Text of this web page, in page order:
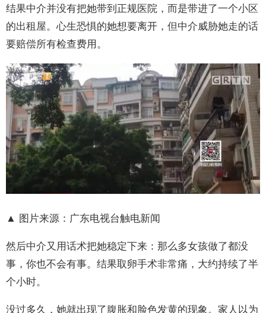
结果中介并没有把她带到正规医院，而是带进了一个小区
的出租屋。心生恐惧的她想要离开，但中介威胁她走的话
要赔偿所有检查费用。
▲ 图片来源：广东电视台触电新闻
然后中介又用话术把她稳定下来：那么多女孩做了都没
事，你也不会有事。结果取卵手术非常痛，大约持续了半
个小时。
没过多久，她就出现了腹胀和脸色发黄的现象。家人以为